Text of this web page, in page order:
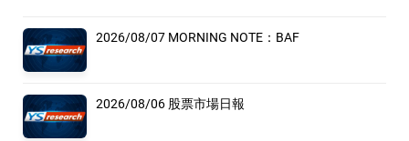
2026/08/07 MORNING NOTE：BAF
2026/08/06 股票市場日報